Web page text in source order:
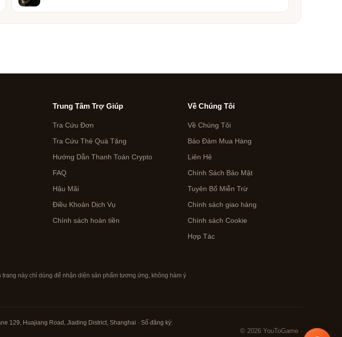
Trung Tâm Trợ Giúp
Tra Cứu Đơn
Tra Cứu Thẻ Quà Tặng
Hướng Dẫn Thanh Toán Crypto
FAQ
Hậu Mãi
Điều Khoản Dịch Vụ
Chính sách hoàn tiền
Về Chúng Tôi
Về Chúng Tôi
Bảo Đảm Mua Hàng
Liên Hệ
Chính Sách Bảo Mật
Tuyên Bố Miễn Trừ
Chính sách giao hàng
Chính sách Cookie
Hợp Tác
này chỉ dùng để nhận diện sản phẩm tương ứng, không hàm ý
129, Huajiang Road, Jiading District, Shanghai · Số đăng ký:
© 2026 YouToGame ·